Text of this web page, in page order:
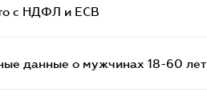
с НДФЛ и ЕСВ
данные о мужчинах 18-60 лет